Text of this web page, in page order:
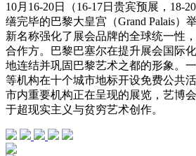
10月16-20日（16-17日贵宾预展，18-
缮完毕的巴黎大皇宫（Grand Palais）举
新名称强化了展会品牌的全球统一性
合作方。巴黎巴塞尔在提升展会国际
地连结并巩固巴黎艺术之都的形象。
等机构在十个城市地标开设免费公共
市内重要机构正在呈现的展览，艺博
于超现实主义与贫穷艺术创作。